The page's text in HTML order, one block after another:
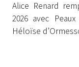
Alice Renard
2026 avec
Héloïse